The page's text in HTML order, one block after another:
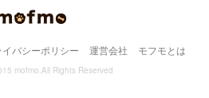
イバシーポリシー 運営会社 モフモとは
mofmo.All Rights Reserved